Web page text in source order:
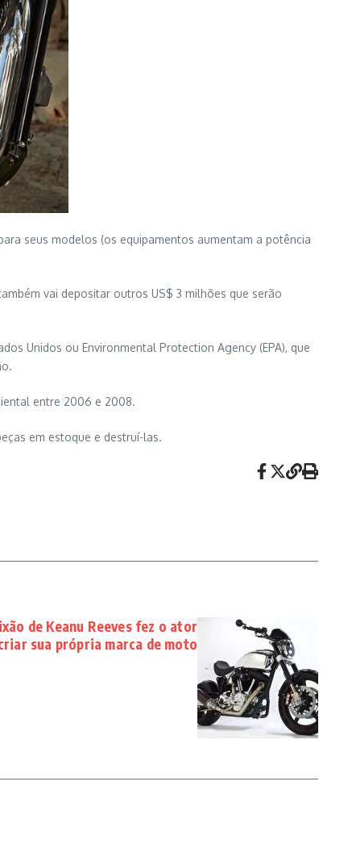
seus modelos (os equipamentos aumentam a potência
vai depositar outros US$ 3 milhões que serão
Unidos ou Environmental Protection Agency (EPA), que
entre 2006 e 2008.
em estoque e destruí-las.
de Keanu Reeves fez o ator
sua própria marca de moto